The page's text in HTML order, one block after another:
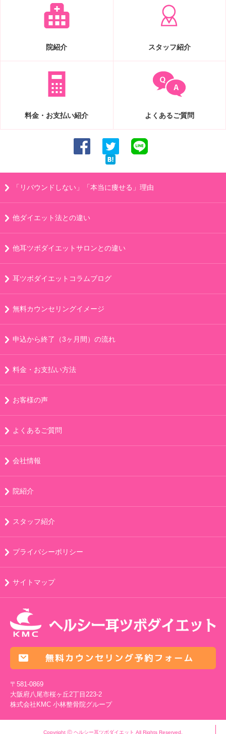
院紹介 スタッフ紹介
料金・お支払い紹介 よくあるご質問
「リバウンドしない」「本当に痩せる」理由
他ダイエット法との違い
他耳ツボダイエットサロンとの違い
耳ツボダイエットコラムブログ
無料カウンセリングイメージ
申込から終了（3ヶ月間）の流れ
料金・お支払い方法
お客様の声
よくあるご質問
会社情報
院紹介
スタッフ紹介
プライバシーポリシー
サイトマップ
〒581-0869
大阪府八尾市桜ヶ丘2丁目223-2
株式会社KMC 小林整骨院グループ
Copyright Ⓒ ヘルシー耳ツボダイエット All Rights Reserved.